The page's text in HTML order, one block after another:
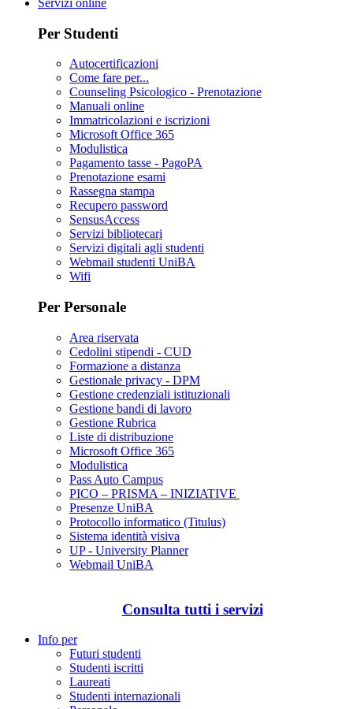
Servizi online
Per Studenti
Autocertificazioni
Come fare per...
Counseling Psicologico - Prenotazione
Manuali online
Immatricolazioni e iscrizioni
Microsoft Office 365
Modulistica
Pagamento tasse - PagoPA
Prenotazione esami
Rassegna stampa
Recupero password
SensusAccess
Servizi bibliotecari
Servizi digitali agli studenti
Webmail studenti UniBA
Wifi
Per Personale
Area riservata
Cedolini stipendi - CUD
Formazione a distanza
Gestionale privacy - DPM
Gestione credenziali istituzionali
Gestione bandi di lavoro
Gestione Rubrica
Liste di distribuzione
Microsoft Office 365
Modulistica
Pass Auto Campus
PICO – PRISMA – INIZIATIVE
Presenze UniBA
Protocollo informatico (Titulus)
Sistema identità visiva
UP - University Planner
Webmail UniBA
Consulta tutti i servizi
Info per
Futuri studenti
Studenti iscritti
Laureati
Studenti internazionali